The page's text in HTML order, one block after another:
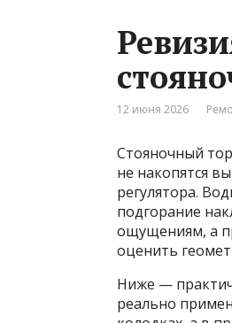
12 июня 2026
Стояночный
не накопятся
регулятора.
подгорание
ощущениям, а
оценить
Ниже —
реально